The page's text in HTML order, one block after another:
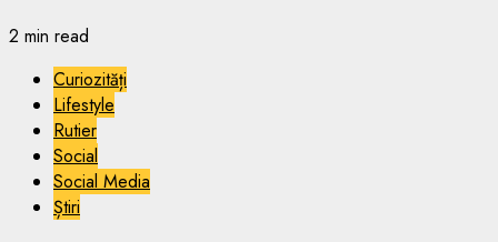
2 min read
Curiozități
Lifestyle
Rutier
Social
Social Media
Știri